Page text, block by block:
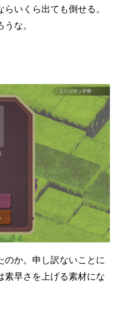
いくら出ても倒せる。
な。
のか。申し訳ないことに
素早さを上げる素材にな